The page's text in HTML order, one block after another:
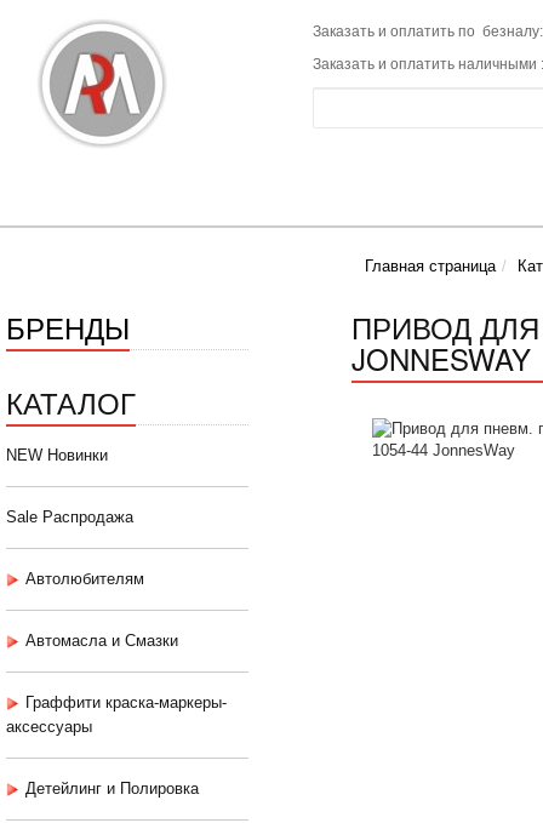
Заказать и оплатить по
Заказать и оплатить наличными
Главная страница
БРЕНДЫ
КАТАЛОГ
NEW Новинки
Sale Распродажа
Автолюбителям
Автомасла и Смазки
Граффити краска-маркеры-
аксессуары
Детейлинг и Полировка
ПРИВОД ДЛЯ
JONNESWAY